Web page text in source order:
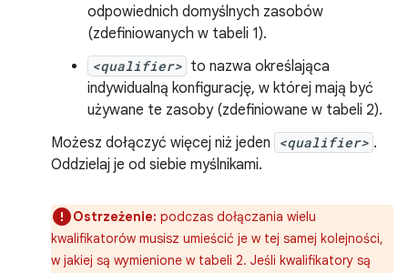
odpowiednich domyślnych zasobów
(zdefiniowanych w tabeli 1).
<qualifier> to nazwa określająca
indywidualną konfigurację, w której mają być
używane te zasoby (zdefiniowane w tabeli 2).
Możesz dołączyć więcej niż jeden
<qualifier> .
Oddzielaj je od siebie myślnikami.
Ostrzeżenie: podczas dołączania wielu
kwalifikatorów musisz umieścić je w tej samej kolejności,
w jakiej są wymienione w tabeli 2. Jeśli kwalifikatory są